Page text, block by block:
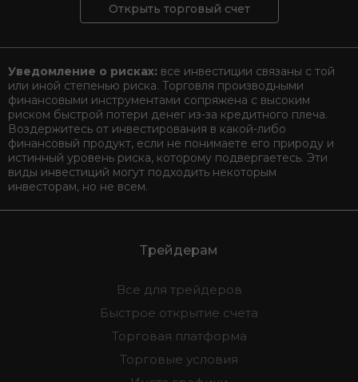
Открыть торговый счет
Уведомление о рисках: все инвестиции связаны с той
или иной степенью риска. Торговля производными
финансовыми инструментами сопряжена с высоким
риском быстрой потери денег из-за кредитного плеча.
Воздержитесь от инвестирования в какой-либо
финансовый продукт, если не понимаете его природу и
истинный уровень риска, которому подвергаетесь. Эти
виды инвестиций могут подходить некоторым
инвесторам, но не всем.
Трейдерам
Все для трейдеров
Быстрое открытие счета
Торговая платформа
Торговые условия